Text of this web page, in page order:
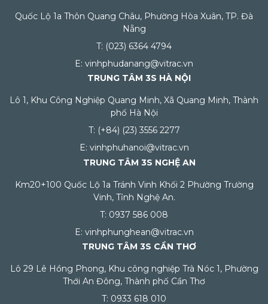
Quốc Lộ 1a Thôn Quang Châu, Phường Hòa Xuân, TP. Đà
Nẵng
T: (023) 6364 4794
E: vinhphudanang@vitrac.vn
TRUNG TÂM 3S HÀ NỘI
Lô 1, Khu Công Nghiệp Quang Minh, Xã Quang Minh, Thành
phố Hà Nội
T: (+84) (23) 3556 2277
E: vinhphuhanoi@vitrac.vn
TRUNG TÂM 3S NGHỆ AN
Km20+100 Quốc Lộ 1a Tránh Vinh Khối 2 Phường Trường
Vinh, Tỉnh Nghệ An.
T: 0937 586 008
E: vinhphunghean@vitrac.vn
TRUNG TÂM 3S CẦN THƠ
Lô 29 Lê Hồng Phong, Khu công nghiệp Trà Nóc 1, Phường
Thới An Đông, Thành phố Cần Thơ
T: 0933 618 010